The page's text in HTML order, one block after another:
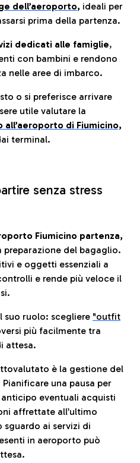
dell’aeroporto, ideali per
prima della partenza.
dedicati alle famiglie,
con bambini e rendono
nelle aree di imbarco.
o si preferisce arrivare
utile valutare la
all’aeroporto di Fiumicino,
terminal.
senza stress
Fiumicino partenza,
del bagaglio.
e oggetti essenziali a
e rende più veloce il
suo ruolo: scegliere "outfit
più facilmente tra
attesa.
è la gestione del
una pausa per
eventuali acquisti
affrettate all’ultimo
sguardo ai servizi di
in aeroporto può